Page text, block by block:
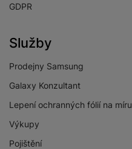
GDPR
Služby
Prodejny Samsung
Galaxy Konzultant
Lepení ochranných fólií na míru
Výkupy
Pojištění